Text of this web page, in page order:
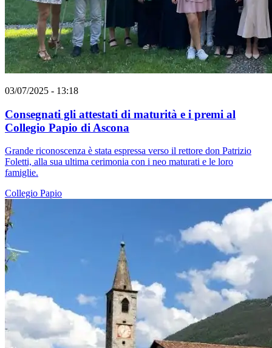
03/07/2025 - 13:18
Consegnati gli attestati di maturità e i premi al
Collegio Papio di Ascona
Grande riconoscenza è stata espressa verso il rettore don Patrizio
Foletti, alla sua ultima cerimonia con i neo maturati e le loro
famiglie.
Collegio Papio